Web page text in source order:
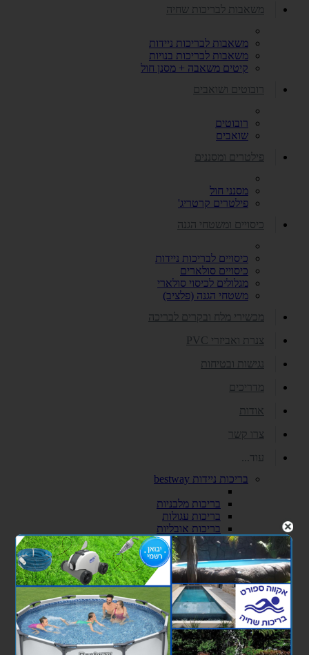
משאבות לבריכות שחיה
משאבות לבריכות ניידות
משאבות לבריכות בנויות
קיטים משאבה + מסנן חול
רובוטים ושואבים
רובוטים
שואבים
פילטרים ומסננים
מסנני חול
פילטרים קרטריג'
כיסויים ומשטחי הגנה
כיסויים לבריכות ניידות
כיסויים סולארים
מגלולים לכיסוי סולארי
משטחי הגנה (פלציב)
מכשירי מלח ובקרים לבריכה
צנרת ואביזרי PVC
נגישות ובטיחות
מדריכים
אודות
צרו קשר
עוד...
בריכות ניידות bestway
בריכות מלבניות
בריכות עגולות
בריכות אובליות
בריכות פוליאתילן
בריכה 2.4X4.5X1.5
בריכה 3X6X1.5
כימיקלים ואביזרי ניקיון לבריכה
כימיקלים
אביזרי ניקיון לבריכות שחיה
סולמות ומעקות